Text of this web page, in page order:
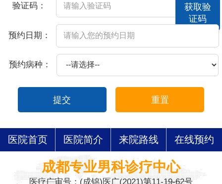
验证码：
获取验
证码
预约日期：
预约病种：
提交 重置
医院首页 医院简介 来院路线 在线预约
成都专业男科诊疗中心
医疗广审号：(成锦)医广(2021)第11-19-62号